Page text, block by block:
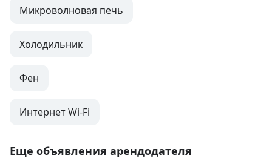
Микроволновая печь
Холодильник
Фен
Интернет Wi-Fi
Еще объявления арендодателя